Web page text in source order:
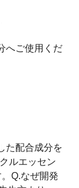
へご使用くだ
た配合成分を
ルエッセン
Q.なぜ開発